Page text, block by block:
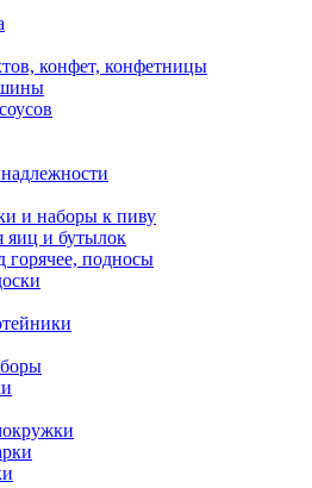
конфет, конфетницы
и наборы к пиву
яиц и бутылок
горячее, подносы